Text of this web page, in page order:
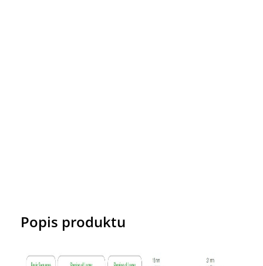
Popis produktu